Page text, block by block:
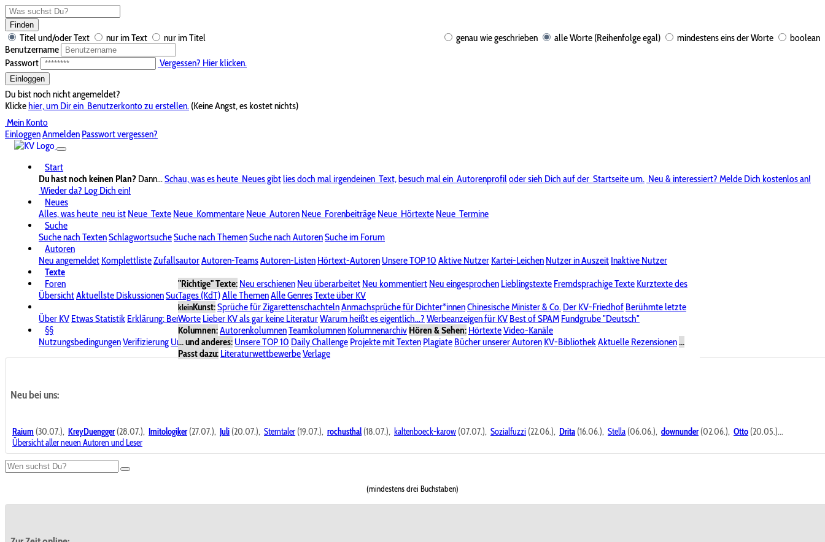
Finden
genau wie geschrieben alle Worte (Reihenfolge egal) mindestens eins der Worte boolean
Titel und/oder Text nur im Text
nur im Titel
Benutzername
Passwort
Vergessen? Hier klicken.
Einloggen
Du bist noch nicht angemeldet?
Klickehier, um Dir ein Benutzerkonto zu erstellen. (Keine Angst, es kostet nichts)
Mein Konto
EinloggenAnmelden Passwort vergessen?
Start
Du hast noch keinen Plan? Dann...Schau, was es heute Neues gibtlies doch mal irgendeinen Text,besuch mal ein Autorenprofiloder sieh Dich auf der Startseite um. Neu & interessiert? Melde Dich kostenlos an!
Wieder da? Log Dich ein!
Neues
Alles, was heute neu ist Neue Texte Neue Kommentare Neue Autoren Neue Forenbeiträge Neue Hörtexte Neue Termine
Suche
Suche nach TextenSchlagwortsucheSuche nach ThemenSuche nach AutorenSuche im Forum
Autoren
Neu angemeldet KomplettlisteZufallsautorAutoren-TeamsAutoren-Listen Hörtext-Autoren Unsere TOP 10 Aktive Nutzer Kartei-Leichen Nutzer in Auszeit Inaktive Nutzer
Texte
"Richtige" Texte: Neu erschienen Neu überarbeitet Neu kommentiert Neu eingesprochen Lieblingstexte Fremdsprachige Texte Kurztexte des
Tages (KdT)Alle ThemenAlle GenresTexte über KV
kleinKunst:Sprüche für ZigarettenschachtelnAnmachsprüche für Dichter*innenChinesische Minister & Co. Der KV-Friedhof Berühmte letzte
Worte Lieber KV als gar keine LiteraturWarum heißt es eigentlich...? Werbeanzeigen für KV Best of SPAM Fundgrube "Deutsch"
Kolumnen:AutorenkolumnenTeamkolumnen Kolumnenarchiv Hören & Sehen: HörtexteVideo-Kanäle
... und anderes: Unsere TOP 10 Daily Challenge Projekte mit Texten Plagiate Bücher unserer Autoren KV-BibliothekAktuelle Rezensionen...
Passt dazu: LiteraturwettbewerbeVerlage
Foren
ÜbersichtAktuellste DiskussionenSuche im ForumBereich "KV-Board"Bereich "Literatur & Schreiberei"
Über KV Etwas Statistik Erklärung: BenutzersymboleSpende für KV Unsere SpenderlisteAlle Wege führen zu KVPasswort vergessen?
§§
NutzungsbedingungenVerifizierung UrheberrechtAvatare & BilderStalkingDatenschutzerklärungImpressum
Neu bei uns:
Raium (30.07.), KreyDuengger(28.07.), Imitologiker(27.07.), Juli (20.07.), Sterntaler (19.07.), rochusthal (18.07.), kaltenboeck-karow (07.07.), Sozialfuzzi (22.06.), Drita (16.06.), Stella (06.06.), downunder(02.06.), Otto (20.05.)...
Übersicht aller neuen Autoren und Leser
(mindestens drei Buchstaben)